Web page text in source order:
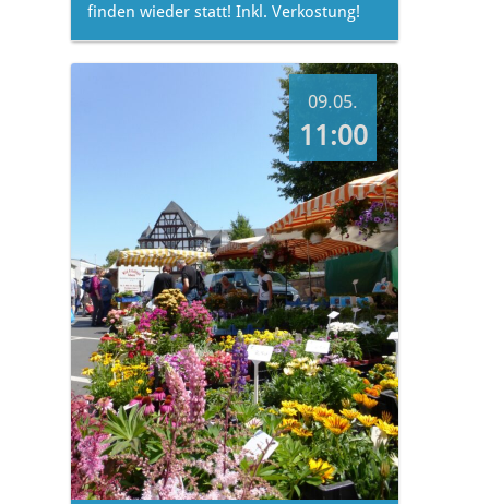
finden wieder statt! Inkl. Verkostung!
09.05.
11:00